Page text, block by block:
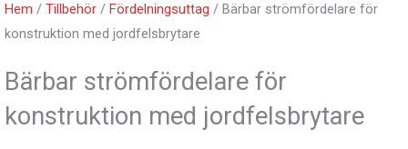
Hem / Tillbehör / Fördelningsuttag / Bärbar strömfördelare för
konstruktion med jordfelsbrytare
Bärbar strömfördelare för
konstruktion med jordfelsbrytare